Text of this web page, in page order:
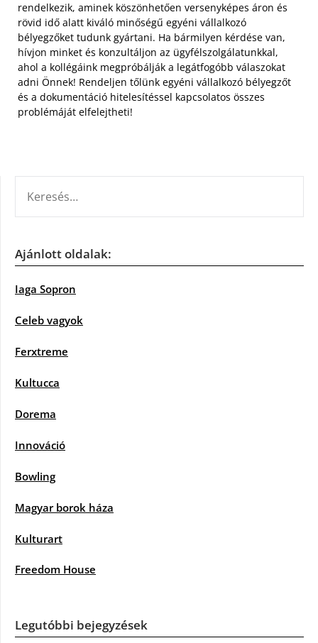
rendelkezik, aminek köszönhetően versenyképes áron és
rövid idő alatt kiváló minőségű egyéni vállalkozó
bélyegzőket tudunk gyártani. Ha bármilyen kérdése van,
hívjon minket és konzultáljon az ügyfélszolgálatunkkal,
ahol a kollégáink megpróbálják a legátfogóbb válaszokat
adni Önnek! Rendeljen tőlünk egyéni vállalkozó bélyegzőt
és a dokumentáció hitelesítéssel kapcsolatos összes
problémáját elfelejtheti!
Ajánlott oldalak:
Iaga Sopron
Celeb vagyok
Ferxtreme
Kultucca
Dorema
Innováció
Bowling
Magyar borok háza
Kulturart
Freedom House
Legutóbbi bejegyzések